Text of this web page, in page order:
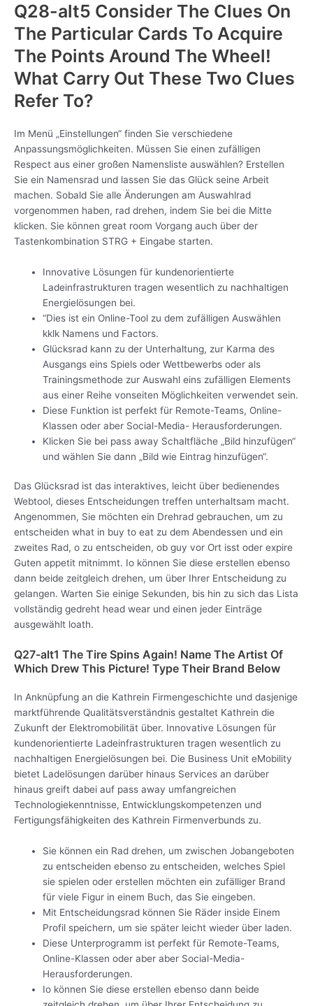
Q28-alt5 Consider The Clues On
The Particular Cards To Acquire
The Points Around The Wheel!
What Carry Out These Two Clues
Refer To?
Im Menü „Einstellungen“ finden Sie verschiedene
Anpassungsmöglichkeiten. Müssen Sie einen zufälligen
Respect aus einer großen Namensliste auswählen? Erstellen
Sie ein Namensrad und lassen Sie das Glück seine Arbeit
machen. Sobald Sie alle Änderungen am Auswahlrad
vorgenommen haben, rad drehen, indem Sie bei die Mitte
klicken. Sie können great room Vorgang auch über der
Tastenkombination STRG + Eingabe starten.
Innovative Lösungen für kundenorientierte
Ladeinfrastrukturen tragen wesentlich zu nachhaltigen
Energielösungen bei.
“Dies ist ein Online-Tool zu dem zufälligen Auswählen
kklk Namens und Factors.
Glücksrad kann zu der Unterhaltung, zur Karma des
Ausgangs eins Spiels oder Wettbewerbs oder als
Trainingsmethode zur Auswahl eins zufälligen Elements
aus einer Reihe vonseiten Möglichkeiten verwendet sein.
Diese Funktion ist perfekt für Remote-Teams, Online-
Klassen oder aber Social-Media- Herausforderungen.
Klicken Sie bei pass away Schaltfläche „Bild hinzufügen“
und wählen Sie dann „Bild wie Eintrag hinzufügen“.
Das Glücksrad ist das interaktives, leicht über bedienendes
Webtool, dieses Entscheidungen treffen unterhaltsam macht.
Angenommen, Sie möchten ein Drehrad gebrauchen, um zu
entscheiden what in buy to eat zu dem Abendessen und ein
zweites Rad, o zu entscheiden, ob guy vor Ort isst oder expire
Guten appetit mitnimmt. Io können Sie diese erstellen ebenso
dann beide zeitgleich drehen, um über Ihrer Entscheidung zu
gelangen. Warten Sie einige Sekunden, bis hin zu sich das Lista
vollständig gedreht head wear und einen jeder Einträge
ausgewählt loath.
Q27-alt1 The Tire Spins Again! Name The Artist Of
Which Drew This Picture! Type Their Brand Below
In Anknüpfung an die Kathrein Firmengeschichte und dasjenige
marktführende Qualitätsverständnis gestaltet Kathrein die
Zukunft der Elektromobilität über. Innovative Lösungen für
kundenorientierte Ladeinfrastrukturen tragen wesentlich zu
nachhaltigen Energielösungen bei. Die Business Unit eMobility
bietet Ladelösungen darüber hinaus Services an darüber
hinaus greift dabei auf pass away umfangreichen
Technologiekenntnisse, Entwicklungskompetenzen und
Fertigungsfähigkeiten des Kathrein Firmenverbunds zu.
Sie können ein Rad drehen, um zwischen Jobangeboten
zu entscheiden ebenso zu entscheiden, welches Spiel
sie spielen oder erstellen möchten ein zufälliger Brand
für viele Figur in einem Buch, das Sie eingeben.
Mit Entscheidungsrad können Sie Räder inside Einem
Profil speichern, um sie später leicht wieder über laden.
Diese Unterprogramm ist perfekt für Remote-Teams,
Online-Klassen oder aber aber Social-Media-
Herausforderungen.
Io können Sie diese erstellen ebenso dann beide